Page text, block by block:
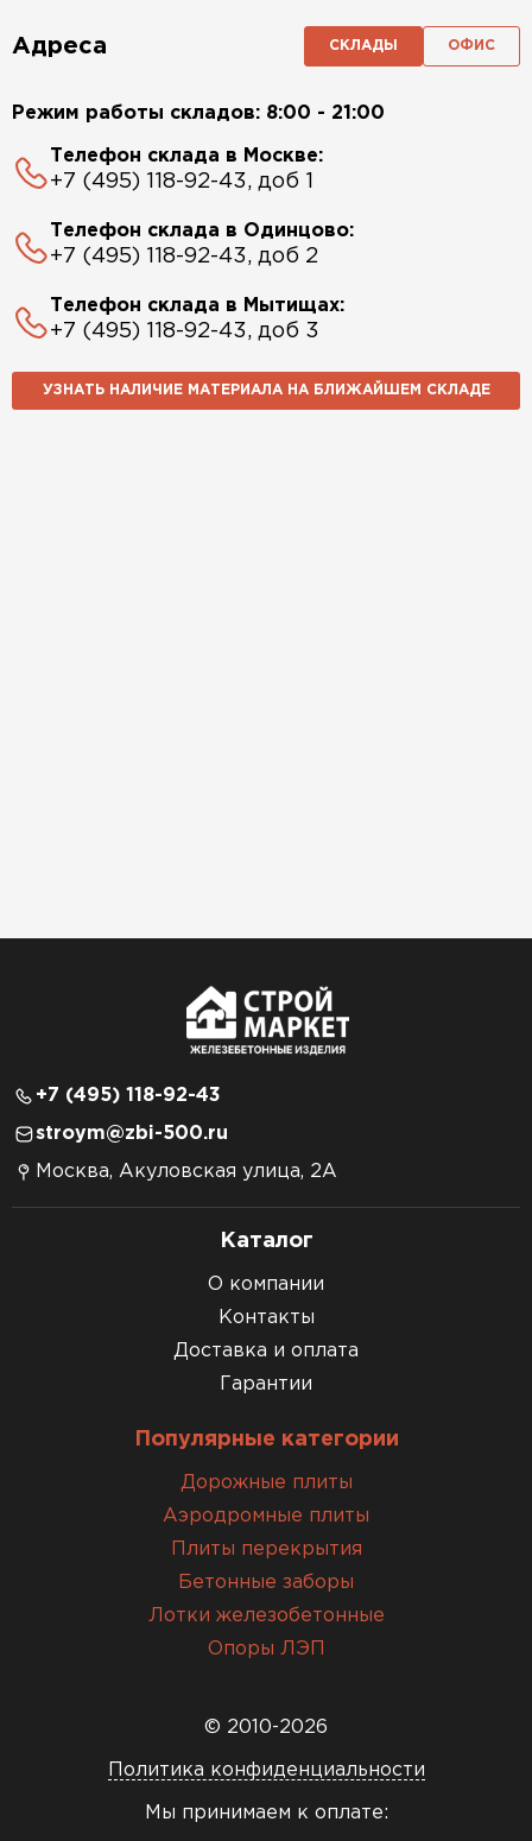
Адреса СКЛАДЫ ОФИС
Режим работы складов: 8:00 - 21:00
Телефон склада в Москве:
+7 (495) 118-92-43, доб 1
Телефон склада в Одинцово:
+7 (495) 118-92-43, доб 2
Телефон склада в Мытищах:
+7 (495) 118-92-43, доб 3
УЗНАТЬ НАЛИЧИЕ МАТЕРИАЛА НА БЛИЖАЙШЕМ СКЛАДЕ
+7 (495) 118-92-43
stroym@zbi-500.ru
Москва, Акуловская улица, 2А
Каталог
О компании
Контакты
Доставка и оплата
Гарантии
Популярные категории
Дорожные плиты
Аэродромные плиты
Плиты перекрытия
Бетонные заборы
Лотки железобетонные
Опоры ЛЭП
© 2010-2026
Политика конфиденциальности
Мы принимаем к оплате: